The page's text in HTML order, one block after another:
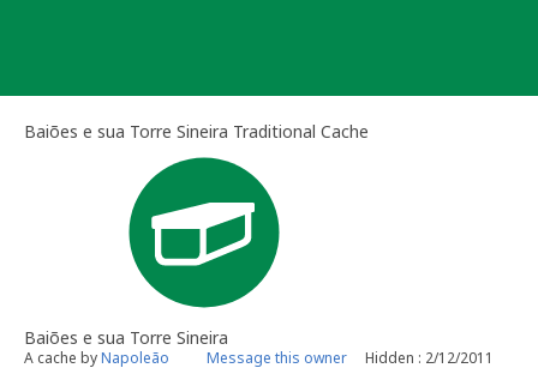
Baiões e sua Torre Sineira Traditional Cache
Baiões e sua Torre Sineira
A cache byNapoleão Message this owner Hidden : 2/12/2011